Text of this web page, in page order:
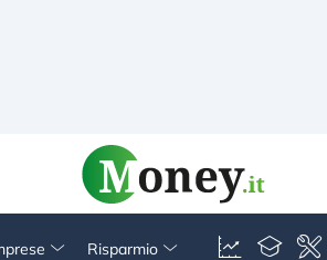
Risparmio